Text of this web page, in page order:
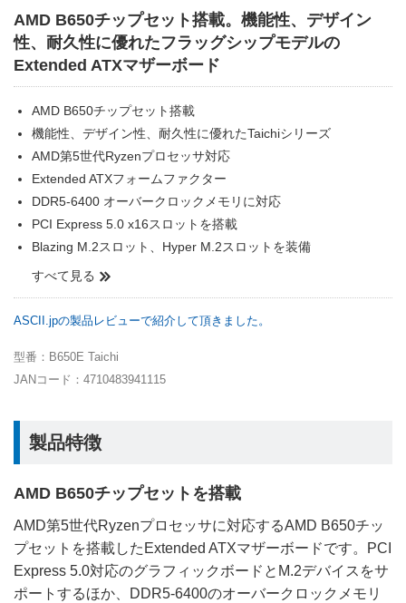
AMD B650チップセット搭載。機能性、デザイン
性、耐久性に優れたフラッグシップモデルの
Extended ATXマザーボード
AMD B650チップセット搭載
機能性、デザイン性、耐久性に優れたTaichiシリーズ
AMD第5世代Ryzenプロセッサ対応
Extended ATXフォームファクター
DDR5-6400 オーバークロックメモリに対応
PCI Express 5.0 x16スロットを搭載
Blazing M.2スロット、Hyper M.2スロットを装備
すべて見る
ASCII.jpの製品レビューで紹介して頂きました。
型番：B650E Taichi
JANコード：4710483941115
製品特徴
AMD B650チップセットを搭載
AMD第5世代Ryzenプロセッサに対応するAMD B650チッ
プセットを搭載したExtended ATXマザーボードです。PCI
Express 5.0対応のグラフィックボードとM.2デバイスをサ
ポートするほか、DDR5-6400のオーバークロックメモリ